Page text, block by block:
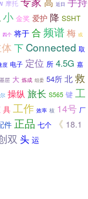
摩托 近日
小 金奖 爱护 降 SSHT
四个 将于 合 频谱梅 或
下Connected 取
度 电子 定位 所 4.5G 嘉
基层 大 炼成 组委 54所 北 救
操纵 旅长 S565 键 工
具 工作 效率 核 14号 厂
件 正品 七个 《 18.1
双 头 运